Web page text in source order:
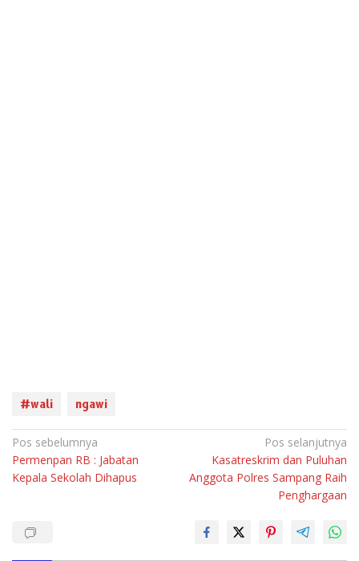
#wali ngawi
Navigasi
pos
Pos sebelumnya
Permenpan RB : Jabatan
Kepala Sekolah Dihapus
Pos selanjutnya
Kasatreskrim dan Puluhan
Anggota Polres Sampang Raih
Penghargaan